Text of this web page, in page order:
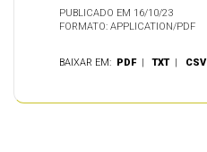
PUBLICADO EM 16/10/23
FORMATO: APPLICATION/PDF
BAIXAR EM: PDF |TXT | CSV